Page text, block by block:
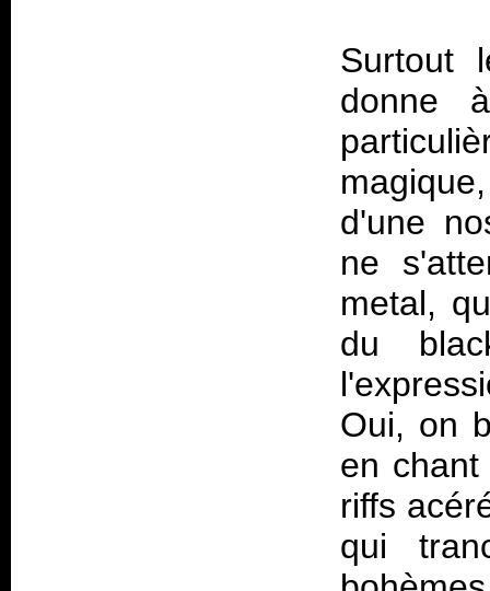
Surtout
donne
d'une
ne
metal,
du
Oui, on
en
riffs
qui